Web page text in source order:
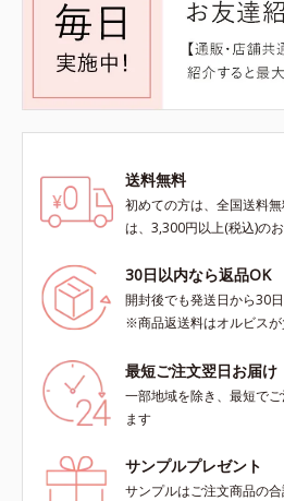
送料無料
初めての方は、全国送料
は、3,300円以上(税込)の
30日以内なら返品OK
開封後でも発送日から30
※商品返送料はオルビス
最短ご注文翌日お届け
一部地域を除き、最短で
ます
サンプルプレゼント
サンプルはご注文商品の